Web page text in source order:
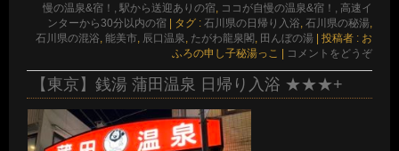
慢の温泉&宿！, 駅から送迎ありの宿 ココが自慢の温泉&宿！, 高速イ
ンターから30分以内の宿 | タグ : 石川県の日帰り入浴 石川県の秘湯
石川県の混浴 能美市 辰口温泉 たがわ龍泉閣 田んぼの湯 | 投稿者 : お
ふろの申し子秘湯っこ | コメントをどうぞ
【東京】銭湯 蒲田温泉 日帰り入浴 ★★★+